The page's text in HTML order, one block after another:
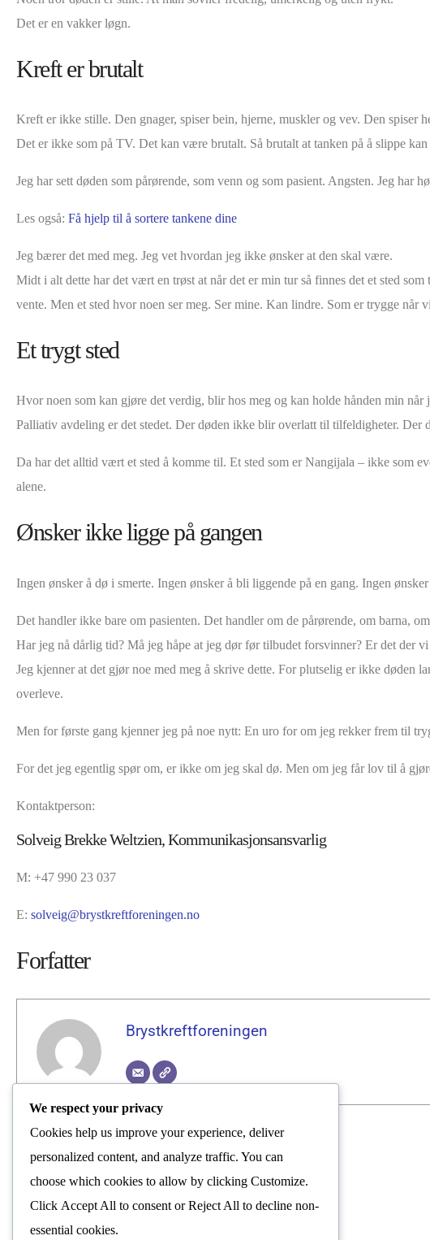
Det er en vakker løgn.
Kreft er brutalt
Kreft er ikke stille. Den gnager, spiser bein, hjerne, muskler og vev. Den spiser
Det er ikke som på TV. Det kan være brutalt. Så brutalt at tanken på å slippe kan
Jeg har sett døden som pårørende, som venn og som pasient. Angsten. Jeg har
Les også: Få hjelp til å sortere tankene dine
Jeg bærer det med meg. Jeg vet hvordan jeg ikke ønsker at den skal være.
Midt i alt dette har det vært en trøst at når det er min tur så finnes det et sted
vente. Men et sted hvor noen ser meg. Ser mine. Kan lindre. Som er trygge når
Et trygt sted
Hvor noen som kan gjøre det verdig, blir hos meg og kan holde hånden min
Palliativ avdeling er det stedet. Der døden ikke blir overlatt til tilfeldigheter.
Da har det alltid vært et sted å komme til. Et sted som er Nangijala – ikke som
alene.
Ønsker ikke ligge på gangen
Ingen ønsker å dø i smerte. Ingen ønsker å bli liggende på en gang. Ingen
Det handler ikke bare om pasienten. Det handler om de pårørende, om barna,
Har jeg nå dårlig tid? Må jeg håpe at jeg dør før tilbudet forsvinner? Er det der
Jeg kjenner at det gjør noe med meg å skrive dette. For plutselig er ikke døden
overleve.
Men for første gang kjenner jeg på noe nytt: En uro for om jeg rekker frem til
For det jeg egentlig spør om, er ikke om jeg skal dø. Men om jeg får lov til å
Kontaktperson:
Solveig Brekke Weltzien, Kommunikasjonsansvarlig
M: +47 990 23 037
E: solveig@brystkreftforeningen.no
Forfatter
Brystkreftforeningen
Brystkreftforeningen
Nyhetsrom
We respect your privacy
Cookies help us improve your experience, deliver
personalized content, and analyze traffic. You can
choose which cookies to allow by clicking Customize.
Click Accept All to consent orReject All to decline non-
essential cookies.